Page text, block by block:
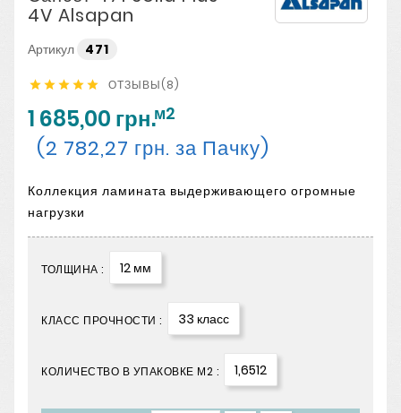
4V Alsapan
Артикул 471
     ОТЗЫВЫ(8)
1 685,00 грн.м2
(2 782,27 грн. за Пачку)
Коллекция ламината выдерживающего огромные
нагрузки
ТОЛЩИНА : 12 мм
КЛАСС ПРОЧНОСТИ : 33 класс
КОЛИЧЕСТВО В УПАКОВКЕ М2 : 1,6512